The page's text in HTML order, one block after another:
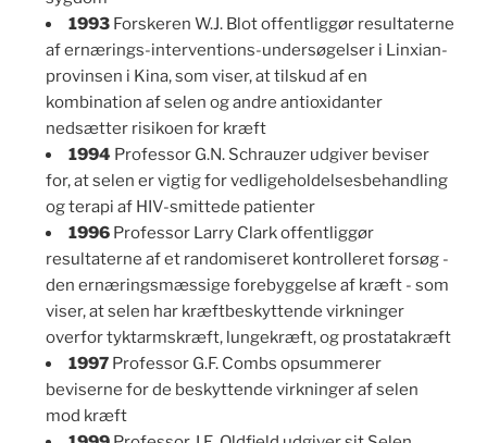
1993 Forskeren W.J. Blot offentliggør resultaterne
af ernærings-interventions-undersøgelser i Linxian-
provinsen i Kina, som viser, at tilskud af en
kombination af selen og andre antioxidanter
nedsætter risikoen for kræft
1994 Professor G.N. Schrauzer udgiver beviser
for, at selen er vigtig for vedligeholdelsesbehandling
og terapi af HIV-smittede patienter
1996 Professor Larry Clark offentliggør
resultaterne af et randomiseret kontrolleret forsøg -
den ernæringsmæssige forebyggelse af kræft - som
viser, at selen har kræftbeskyttende virkninger
overfor tyktarmskræft, lungekræft, og prostatakræft
1997 Professor G.F. Combs opsummerer
beviserne for de beskyttende virkninger af selen
mod kræft